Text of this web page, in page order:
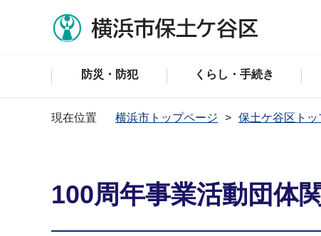
防災・防犯 くらし・手続き
現在位置 横浜市トップページ 保土ケ谷区トッ
100周年事業活動団体